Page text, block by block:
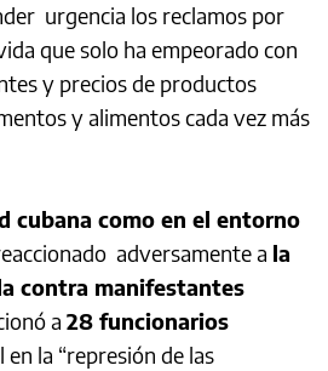
urgencia los reclamos por
que solo ha empeorado con
y precios de productos
y alimentos cada vez más
cubana como en el entorno
adversamente a la
contra manifestantes
a 28 funcionarios
en la “represión de las